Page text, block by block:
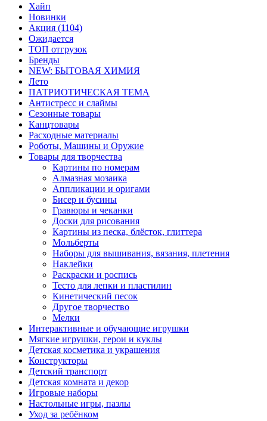
Хайп
Новинки
Акция (1104)
Ожидается
ТОП отгрузок
Бренды
NEW: БЫТОВАЯ ХИМИЯ
Лето
ПАТРИОТИЧЕСКАЯ ТЕМА
Антистресс и слаймы
Сезонные товары
Канцтовары
Расходные материалы
Роботы, Машины и Оружие
Товары для творчества
Картины по номерам
Алмазная мозаика
Аппликации и оригами
Бисер и бусины
Гравюры и чеканки
Доски для рисования
Картины из песка, блёсток, глиттера
Мольберты
Наборы для вышивания, вязания, плетения
Наклейки
Раскраски и роспись
Тесто для лепки и пластилин
Кинетический песок
Другое творчество
Мелки
Интерактивные и обучающие игрушки
Мягкие игрушки, герои и куклы
Детская косметика и украшения
Конструкторы
Детский транспорт
Детская комната и декор
Игровые наборы
Настольные игры, пазлы
Уход за ребёнком